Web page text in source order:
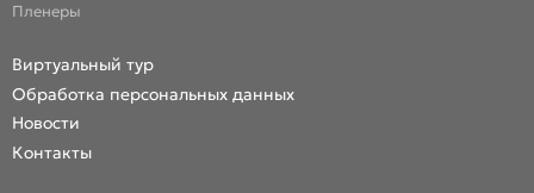
Пленеры
Виртуальный тур
Обработка персональных данных
Новости
Контакты